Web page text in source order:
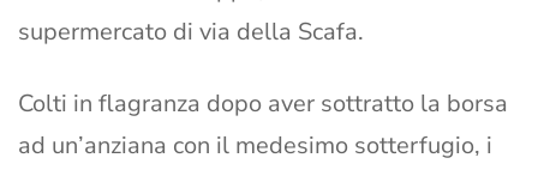
supermercato di via della Scafa.
Colti in flagranza dopo aver sottratto la borsa
ad un’anziana con il medesimo sotterfugio, i